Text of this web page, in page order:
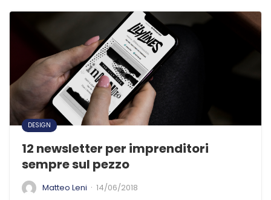
DESIGN
12 newsletter per imprenditori
sempre sul pezzo
Matteo Leni · 14/06/2018